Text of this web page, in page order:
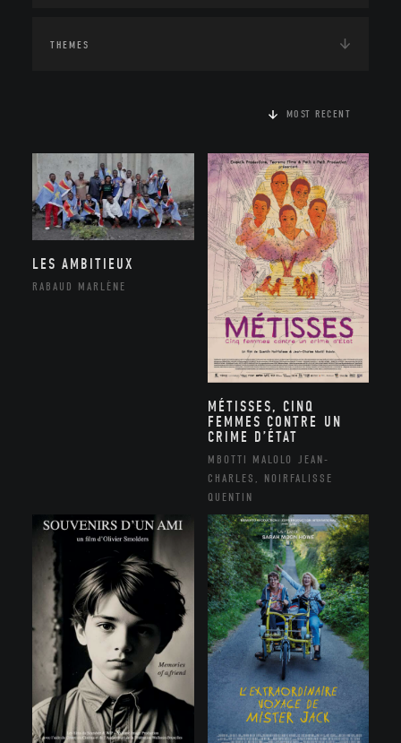
THEMES
MOST RECENT
LES AMBITIEUX
RABAUD MARLÈNE
MÉTISSES, CINQ
FEMMES CONTRE UN
CRIME D’ÉTAT
MBOTTI MALOLO JEAN-
CHARLES, NOIRFALISSE
QUENTIN